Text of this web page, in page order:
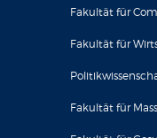
Fakultät für
Fakultät für
Fakultät für